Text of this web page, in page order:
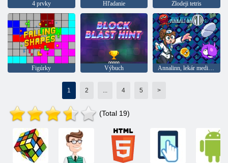
4 prvky Hľadanie Zlodeji tetris
Figúrky Výbuch Annalinn, lekár medicíny
1 2 ... 4 5 >
(Total 19)